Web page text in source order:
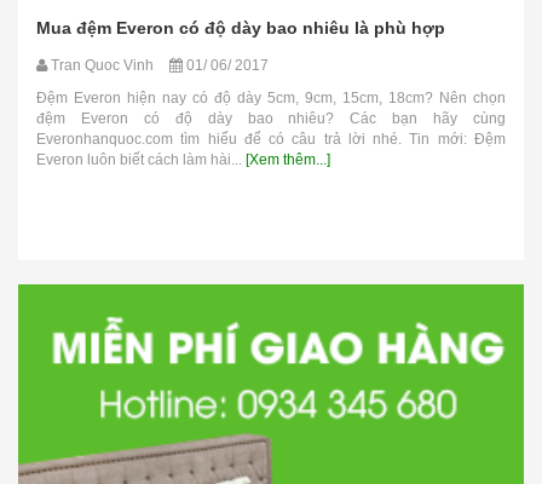
Mua đệm Everon có độ dày bao nhiêu là phù hợp
Tran Quoc Vinh
01/ 06/ 2017
Đệm Everon hiện nay có độ dày 5cm, 9cm, 15cm, 18cm? Nên chọn
đệm Everon có độ dày bao nhiêu? Các bạn hãy cùng
Everonhanquoc.com tìm hiểu để có câu trả lời nhé. Tin mới: Đệm
Everon luôn biết cách làm hài... [Xem thêm...]